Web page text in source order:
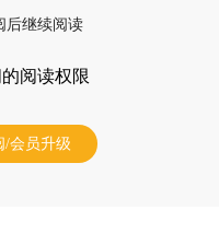
后继续阅读
阅读权限
/会员升级